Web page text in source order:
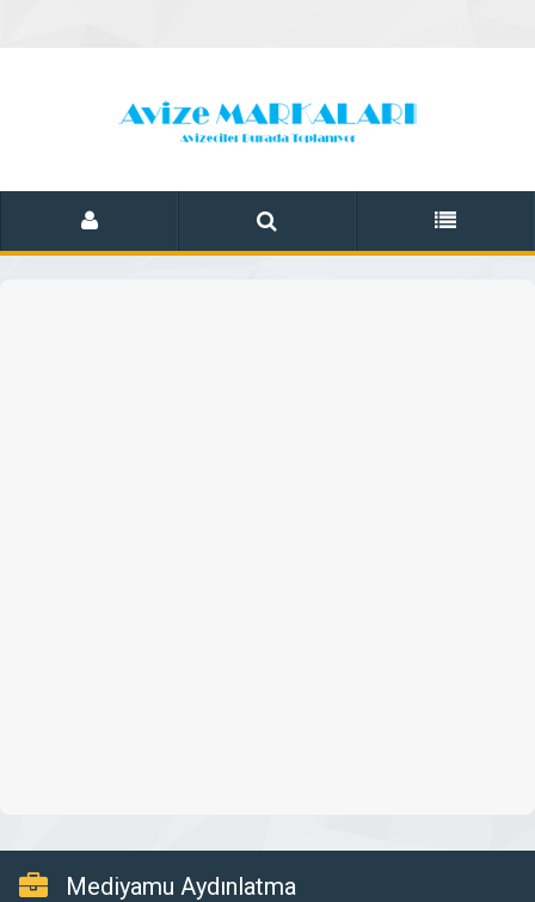
Mediyamu Aydınlatma